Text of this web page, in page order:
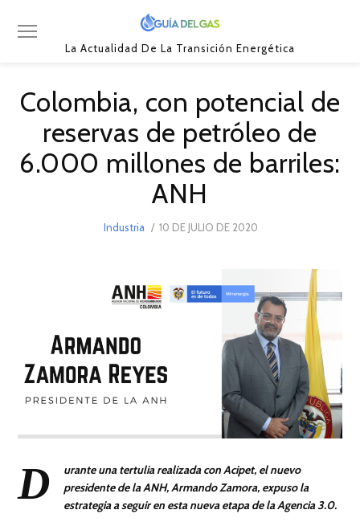
La Actualidad De La Transición Energética
Colombia, con potencial de
reservas de petróleo de
6.000 millones de barriles:
ANH
Industria
POSTED
10 DE JULIO DE 2020
2020
D
urante una tertulia realizada con Acipet, el nuevo
presidente de la ANH, Armando Zamora, expuso la
estrategia a seguir en esta nueva etapa de la Agencia 3.0.